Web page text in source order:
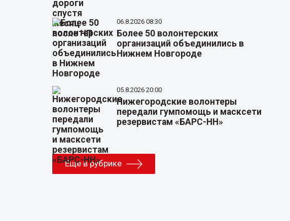
06.8.2026 08:30
Более 50 волонтерских
организаций объединились в
Нижнем Новгороде
05.8.2026 20:00
Нижегородские волонтеры
передали гумпомощь и масксети
резервистам «БАРС-НН»
Еще в рубрике